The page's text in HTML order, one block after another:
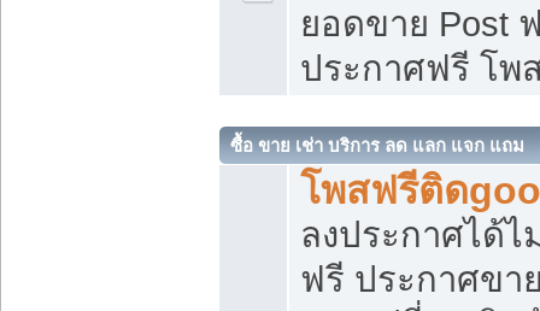
ยอดขาย Post
ประกาศฟรี โพ
ซื้อ ขาย เช่า บริการ ลด แลก แจก แถม
โพสฟรีติด
ลงประกาศได้
ฟรี ประกาศข